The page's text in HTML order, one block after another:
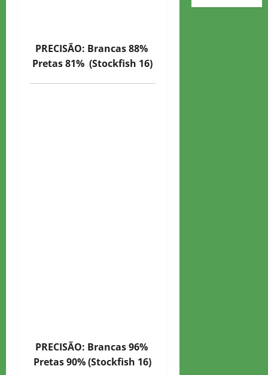
PRECISÃO: Brancas 88%
Pretas 81% (Stockfish 16)
PRECISÃO: Brancas 96%
Pretas 90% (Stockfish 16)